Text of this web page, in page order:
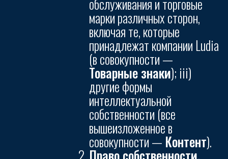
обслуживания и торговые
марки различных сторон,
включая те, которые
принадлежат компании Ludia
(в совокупности —
Товарные знаки); iii)
другие формы
интеллектуальной
собственности (все
вышеизложенное в
совокупности — Контент).
Право собственности.